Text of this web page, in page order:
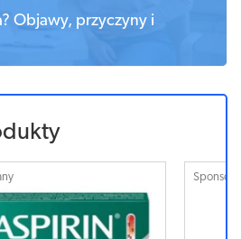
Objawy, przyczyny i